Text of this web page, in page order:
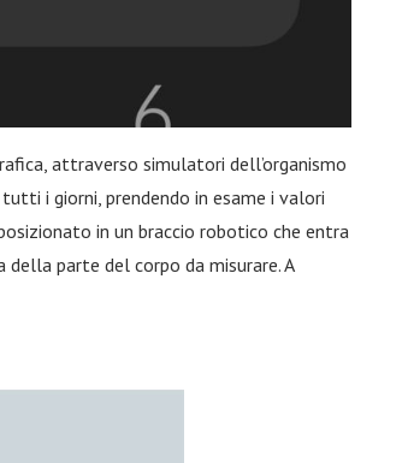
attraverso simulatori dell’organismo
i giorni, prendendo in esame i valori
in un braccio robotico che entra
parte del corpo da misurare. A